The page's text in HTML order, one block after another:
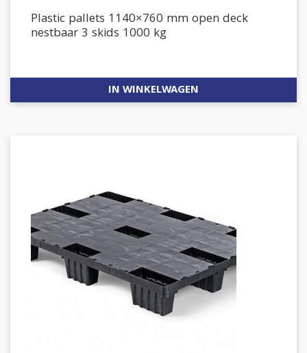
Plastic pallets 1140×760 mm open deck
nestbaar 3 skids 1000 kg
IN WINKELWAGEN